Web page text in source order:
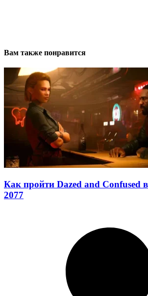
Вам также понравится
Как пройти Dazed and Confused
2077